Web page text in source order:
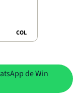
COL
de Win